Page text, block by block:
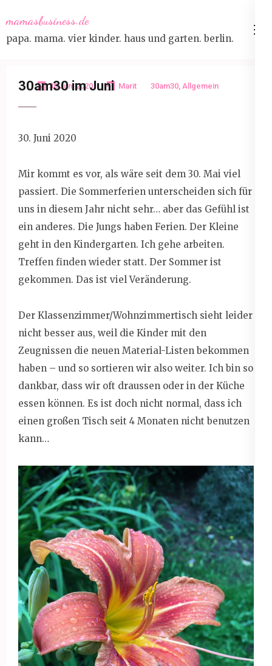
to
content
Enter)
mamasbusiness.de
papa. mama. vier kinder. haus und garten. berlin.
30 Juni 2020 Marit 30am30, Allgemein
30am30 im Juni
30. Juni 2020
Mir kommt es vor, als wäre seit dem 30. Mai viel
passiert. Die Sommerferien unterscheiden sich für
uns in diesem Jahr nicht sehr… aber das Gefühl ist
ein anderes. Die Jungs haben Ferien. Der Kleine
geht in den Kindergarten. Ich gehe arbeiten.
Treffen finden wieder statt. Der Sommer ist
gekommen. Das ist viel Veränderung.
Der Klassenzimmer/Wohnzimmertisch sieht leider
nicht besser aus, weil die Kinder mit den
Zeugnissen die neuen Material-Listen bekommen
haben – und so sortieren wir also weiter. Ich bin so
dankbar, dass wir oft draussen oder in der Küche
essen können. Es ist doch nicht normal, dass ich
einen großen Tisch seit 4 Monaten nicht benutzen
kann…